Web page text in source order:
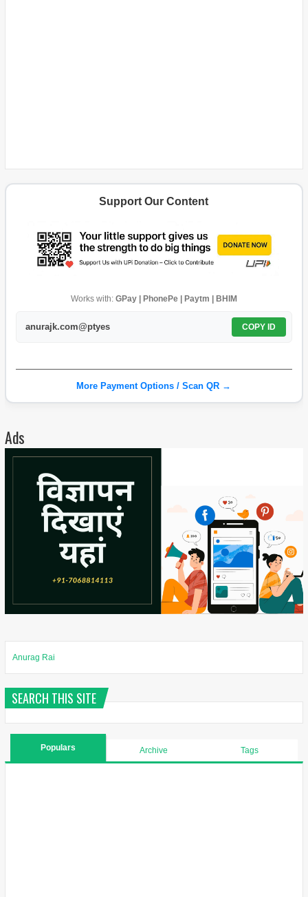
Support Our Content
Works with: GPay | PhonePe | Paytm | BHIM
anurajk.com@ptyes COPY ID
More Payment Options / Scan QR →
Ads
Anurag Rai
SEARCH THIS SITE
Populars Archive Tags